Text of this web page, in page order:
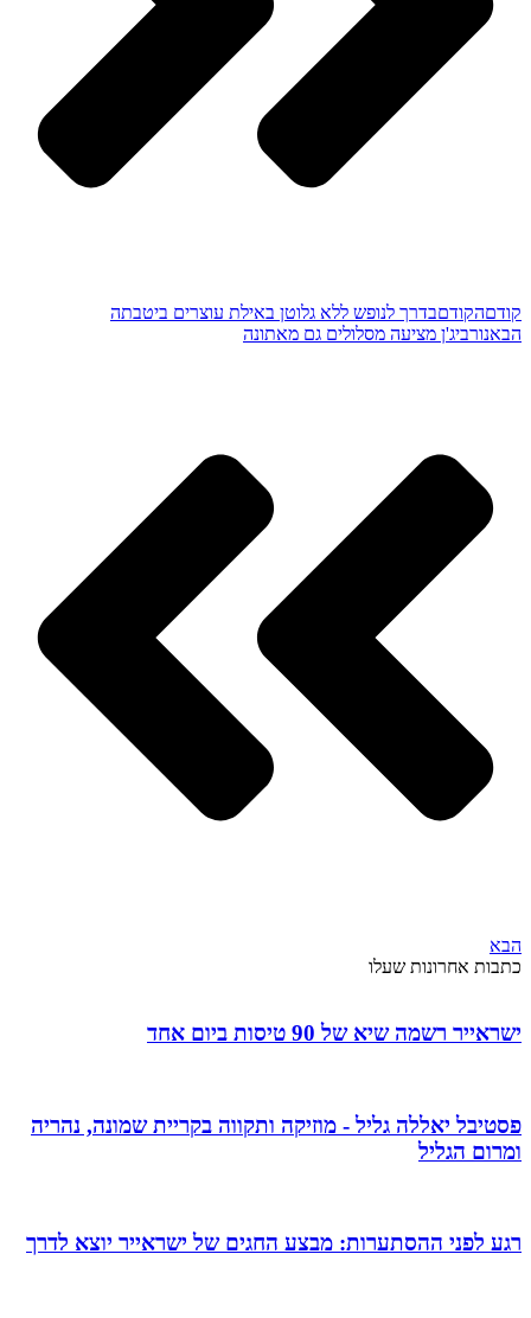
קודםהקודםבדרך לנופש ללא גלוטן באילת עוצרים ביטבתה
הבאנורביג'ן מציעה מסלולים גם מאתונה
הבא
כתבות אחרונות שעלו
ישראייר רשמה שיא של 90 טיסות ביום אחד
פסטיבל יאללה גליל - מוזיקה ותקווה בקריית שמונה, נהריה
ומרום הגליל
רגע לפני ההסתערות: מבצע החגים של ישראייר יוצא לדרך